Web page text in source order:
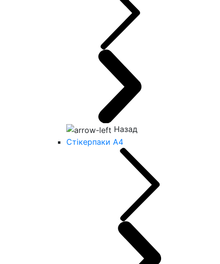
Назад
Стікерпаки А4